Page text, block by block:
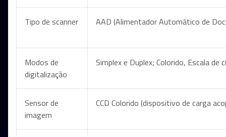
Tipo de scanner AAD (Alimentador Automático de
Modos de
digitalização
Simplex e Duplex; Colorido, Escala de
Sensor de
imagem
CCD Colorido (dispositivo de carga